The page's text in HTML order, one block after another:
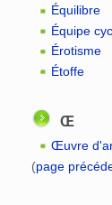
Équilibre
Équipe
Érotisme
Étoffe
Œ
Œuvre
(page